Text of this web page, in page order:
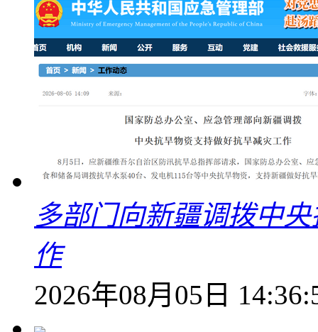
多部门向新疆调拨中
作
2026年08月05日